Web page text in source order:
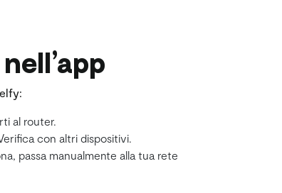
al router.
con altri dispositivi.
passa manualmente alla tua rete